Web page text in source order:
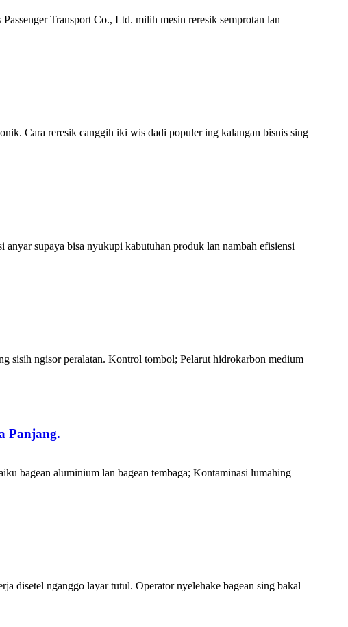
Transport Co., Ltd. milih mesin reresik semprotan lan
Cara reresik canggih iki wis dadi populer ing kalangan bisnis sing
supaya bisa nyukupi kabutuhan produk lan nambah efisiensi
sisih ngisor peralatan. Kontrol tombol; Pelarut hidrokarbon medium
Panjang.
bagean aluminium lan bagean tembaga; Kontaminasi lumahing
disetel nganggo layar tutul. Operator nyelehake bagean sing bakal